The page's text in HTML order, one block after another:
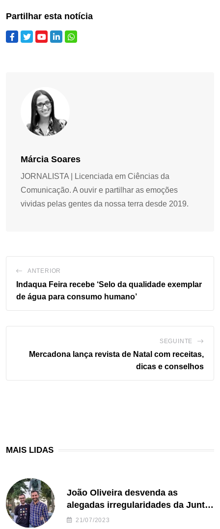
Partilhar esta notícia
Márcia Soares
JORNALISTA | Licenciada em Ciências da
Comunicação. A ouvir e partilhar as emoções
vividas pelas gentes da nossa terra desde 2019.
ANTERIOR
Indaqua Feira recebe ‘Selo da qualidade exemplar
de água para consumo humano’
SEGUINTE
Mercadona lança revista de Natal com receitas,
dicas e conselhos
MAIS LIDAS
João Oliveira desvenda as
alegadas irregularidades da Junta
de Freguesia S. João de Ver
21/07/2023